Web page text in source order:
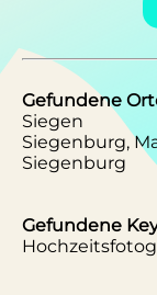
Gefundene
Siegen
Siegenburg,
Siegenburg
Gefundene